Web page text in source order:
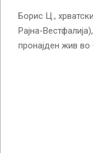
Борис Ц.,
Рајна-
пронајден жив во